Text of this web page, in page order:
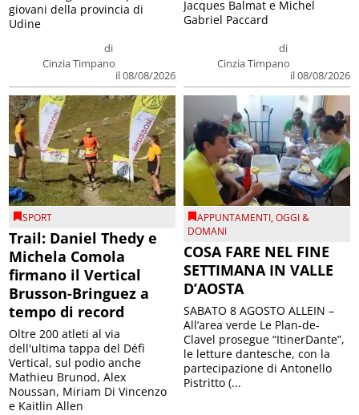
di
Cinzia Timpano
il 08/08/2026
giovani della provincia di
Udine
di
Cinzia Timpano
il 08/08/2026
Jacques Balmat e Michel
Gabriel Paccard
SPORT
Trail: Daniel Thedy e
Michela Comola
firmano il Vertical
Brusson-Bringuez a
tempo di record
Oltre 200 atleti al via
dell'ultima tappa del Défì
Vertical, sul podio anche
Mathieu Brunod, Alex
Noussan, Miriam Di Vincenzo
e Kaitlin Allen
APPUNTAMENTI,OGGI &
DOMANI
COSA FARE NEL FINE
SETTIMANA IN VALLE
D’AOSTA
SABATO 8 AGOSTO ALLEIN –
All’area verde Le Plan-de-
Clavel prosegue “ItinerDante”,
le letture dantesche, con la
partecipazione di Antonello
Pistritto (...